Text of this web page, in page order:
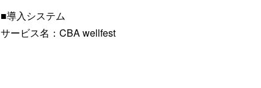
■導入システム
サービス名： CBA wellfest